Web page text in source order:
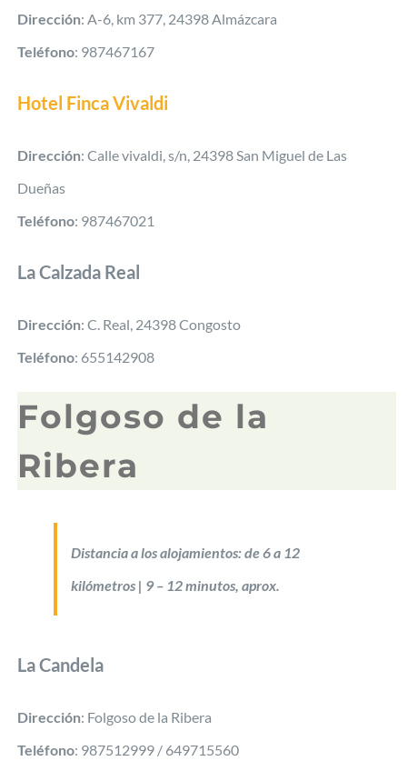
Dirección: A-6, km 377, 24398 Almázcara
Teléfono: 987467167
Hotel Finca Vivaldi
Dirección: Calle vivaldi, s/n, 24398 San Miguel de Las
Dueñas
Teléfono: 987467021
La Calzada Real
Dirección: C. Real, 24398 Congosto
Teléfono: 655142908
Folgoso de la
Ribera
Distancia a los alojamientos: de 6 a 12
kilómetros | 9 – 12 minutos, aprox.
La Candela
Dirección: Folgoso de la Ribera
Teléfono: 987512999 / 649715560